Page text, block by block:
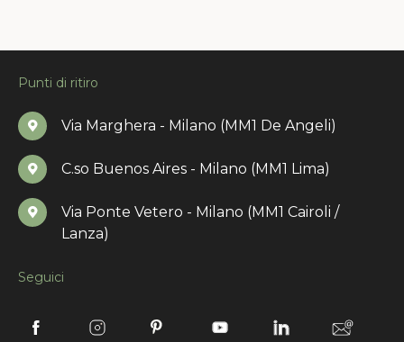
Punti di ritiro
Via Marghera - Milano (MM1 De Angeli)
C.so Buenos Aires - Milano (MM1 Lima)
Via Ponte Vetero - Milano (MM1 Cairoli /
Lanza)
Seguici